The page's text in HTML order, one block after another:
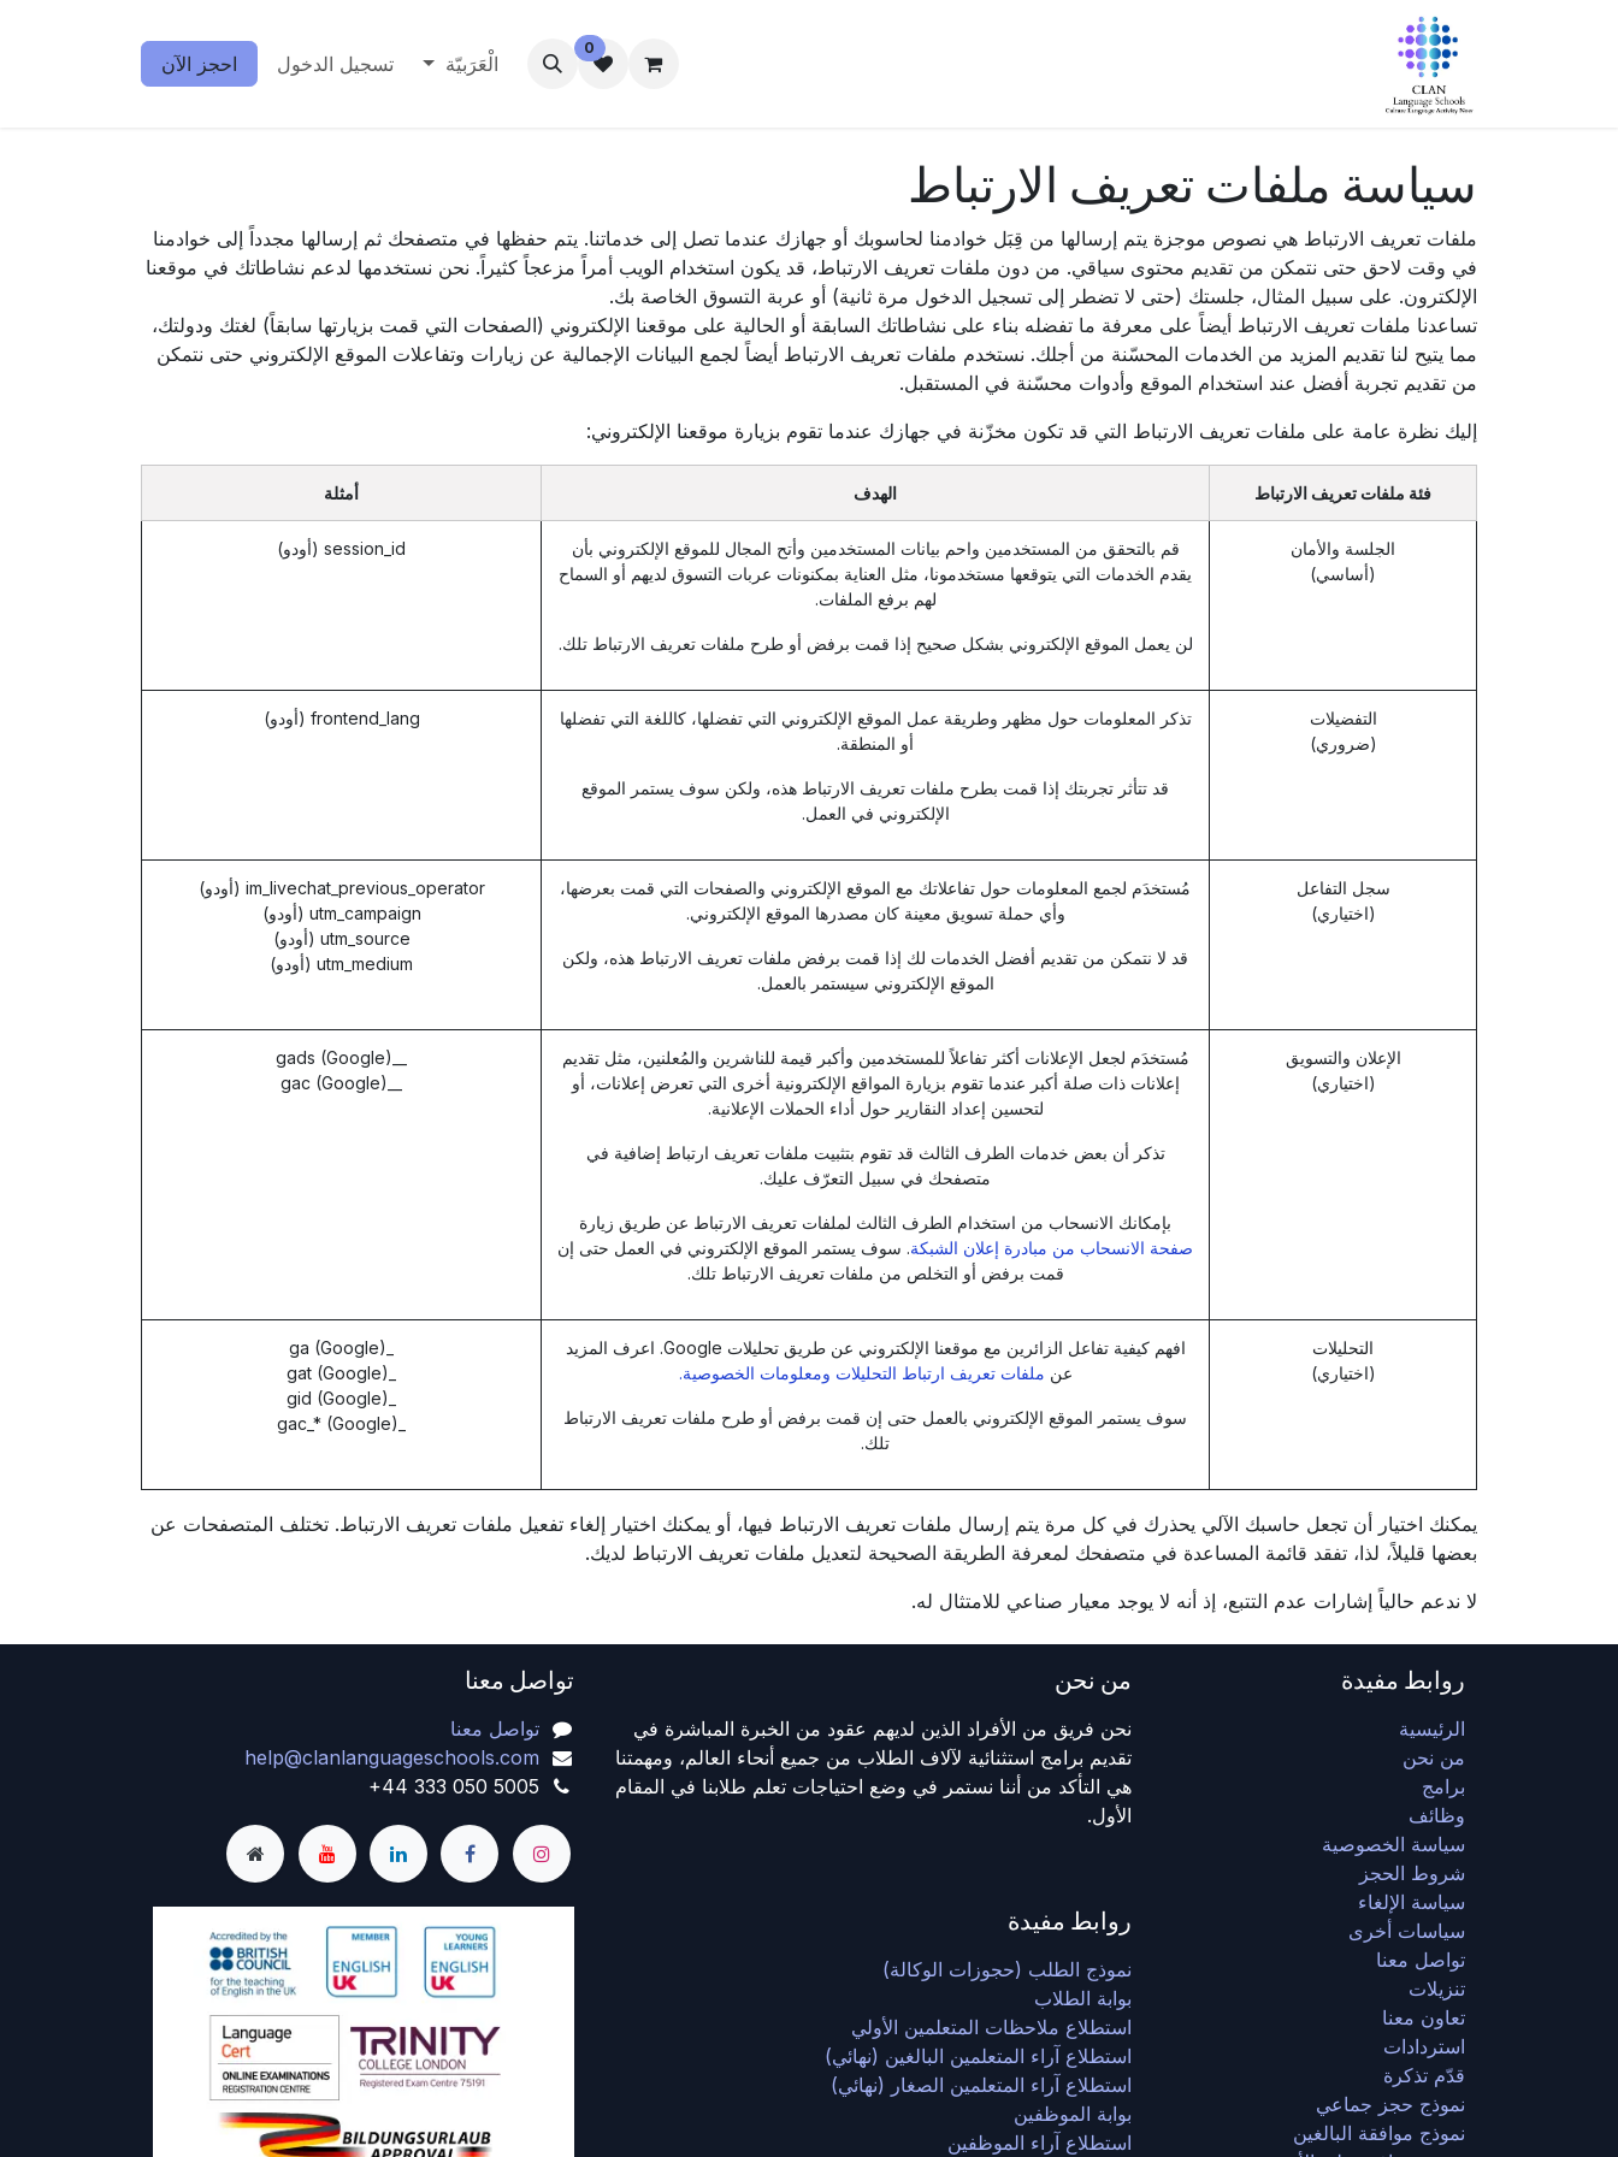
تخطي للذهاب إلى المحتوى
0
الْعَرَبيّة تسجيل الدخول احجز الآن
سياسة ملفات تعريف الارتباط
ملفات تعريف الارتباط هي نصوص موجزة يتم إرسالها من قِبَل خوادمنا لحاسوبك أو جهازك عندما تصل إلى خدماتنا. يتم حفظها في متصفحك ثم إرسالها مجدداً إلى خوادمنا
في وقت لاحق حتى نتمكن من تقديم محتوى سياقي. من دون ملفات تعريف الارتباط، قد يكون استخدام الويب أمراً مزعجاً كثيراً. نحن نستخدمها لدعم نشاطاتك في موقعنا
الإلكترون. على سبيل المثال، جلستك (حتى لا تضطر إلى تسجيل الدخول مرة ثانية) أو عربة التسوق الخاصة بك.
تساعدنا ملفات تعريف الارتباط أيضاً على معرفة ما تفضله بناء على نشاطاتك السابقة أو الحالية على موقعنا الإلكتروني (الصفحات التي قمت بزيارتها سابقاً) لغتك ودولتك،
مما يتيح لنا تقديم المزيد من الخدمات المحسّنة من أجلك. نستخدم ملفات تعريف الارتباط أيضاً لجمع البيانات الإجمالية عن زيارات وتفاعلات الموقع الإلكتروني حتى نتمكن
من تقديم تجربة أفضل عند استخدام الموقع وأدوات محسّنة في المستقبل.
إليك نظرة عامة على ملفات تعريف الارتباط التي قد تكون مخزّنة في جهازك عندما تقوم بزيارة موقعنا الإلكتروني:
فئة ملفات تعريف الارتباط الهدف أمثلة
الجلسة والأمان
(أساسي)
قم بالتحقق من المستخدمين واحم بيانات المستخدمين وأتح المجال للموقع الإلكتروني بأن
يقدم الخدمات التي يتوقعها مستخدمونا، مثل العناية بمكنونات عربات التسوق لديهم أو السماح
لهم برفع الملفات.
لن يعمل الموقع الإلكتروني بشكل صحيح إذا قمت برفض أو طرح ملفات تعريف الارتباط تلك.
session_id (أودو)
التفضيلات
(ضروري)
تذكر المعلومات حول مظهر وطريقة عمل الموقع الإلكتروني التي تفضلها، كاللغة التي تفضلها
أو المنطقة.
قد تتأثر تجربتك إذا قمت بطرح ملفات تعريف الارتباط هذه، ولكن سوف يستمر الموقع
الإلكتروني في العمل.
frontend_lang (أودو)
سجل التفاعل
(اختياري)
مُستخدَم لجمع المعلومات حول تفاعلاتك مع الموقع الإلكتروني والصفحات التي قمت بعرضها،
وأي حملة تسويق معينة كان مصدرها الموقع الإلكتروني.
قد لا نتمكن من تقديم أفضل الخدمات لك إذا قمت برفض ملفات تعريف الارتباط هذه، ولكن
الموقع الإلكتروني سيستمر بالعمل.
im_livechat_previous_operator (أودو)
utm_campaign (أودو)
utm_source (أودو)
utm_medium (أودو)
الإعلان والتسويق
(اختياري)
مُستخدَم لجعل الإعلانات أكثر تفاعلاً للمستخدمين وأكبر قيمة للناشرين والمُعلنين، مثل تقديم
إعلانات ذات صلة أكبر عندما تقوم بزيارة المواقع الإلكترونية أخرى التي تعرض إعلانات، أو
لتحسين إعداد النقارير حول أداء الحملات الإعلانية.
تذكر أن بعض خدمات الطرف الثالث قد تقوم بتثبيت ملفات تعريف ارتباط إضافية في
متصفحك في سبيل التعرّف عليك.
بإمكانك الانسحاب من استخدام الطرف الثالث لملفات تعريف الارتباط عن طريق زيارة
صفحة الانسحاب من مبادرة إعلان الشبكة. سوف يستمر الموقع الإلكتروني في العمل حتى إن
قمت برفض أو التخلص من ملفات تعريف الارتباط تلك.
التحليلات
(اختياري)
افهم كيفية تفاعل الزائرين مع موقعنا الإلكتروني عن طريق تحليلات Google. اعرف المزيد
عن ملفات تعريف ارتباط التحليلات ومعلومات الخصوصية.
سوف يستمر الموقع الإلكتروني بالعمل حتى إن قمت برفض أو طرح ملفات تعريف الارتباط
تلك.
يمكنك اختيار أن تجعل حاسبك الآلي يحذرك في كل مرة يتم إرسال ملفات تعريف الارتباط فيها، أو يمكنك اختيار إلغاء تفعيل ملفات تعريف الارتباط. تختلف المتصفحات عن
بعضها قليلاً، لذا، تفقد قائمة المساعدة في متصفحك لمعرفة الطريقة الصحيحة لتعديل ملفات تعريف الارتباط لديك.
لا ندعم حالياً إشارات عدم التتبع، إذ أنه لا يوجد معيار صناعي للامتثال له.
روابط مفيدة
الرئيسية
من نحن
برامج
وظائف
سياسة الخصوصية
شروط الحجز
سياسة الإلغاء
سياسات أخرى
تواصل معنا
تنزيلات
تعاون معنا
استردادات
قدّم تذكرة
نموذج حجز جماعي
نموذج موافقة البالغين
تواصل معنا
تواصل معنا
help@clanlanguageschools.com
+44 333 050 5005
من نحن
نحن فريق من الأفراد الذين لديهم عقود من الخبرة المباشرة في
تقديم برامج استثنائية لآلاف الطلاب من جميع أنحاء العالم، ومهمتنا
هي التأكد من أننا نستمر في وضع احتياجات تعلم طلابنا في المقام
الأول.
روابط مفيدة
نموذج الطلب (حجوزات الوكالة)
بوابة الطلاب
استطلاع ملاحظات المتعلمين الأولي
استطلاع آراء المتعلمين البالغين (نهائي)
استطلاع آراء المتعلمين الصغار (نهائي)
بوابة الموظفين
استطلاع آراء الموظفين